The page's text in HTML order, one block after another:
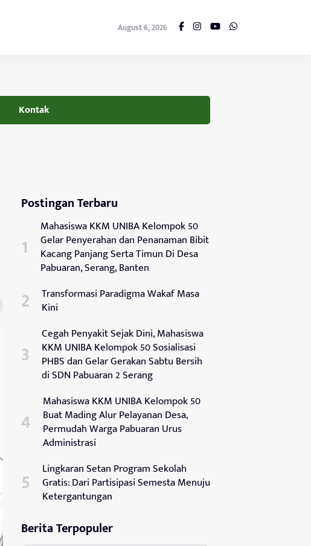
August 6, 2026
Kontak
Postingan Terbaru
Mahasiswa KKM UNIBA Kelompok 50
Gelar Penyerahan dan Penanaman Bibit
Kacang Panjang Serta Timun Di Desa
Pabuaran, Serang, Banten
Transformasi Paradigma Wakaf Masa
Kini
Cegah Penyakit Sejak Dini, Mahasiswa
KKM UNIBA Kelompok 50 Sosialisasi
PHBS dan Gelar Gerakan Sabtu Bersih
di SDN Pabuaran 2 Serang
Mahasiswa KKM UNIBA Kelompok 50
Buat Mading Alur Pelayanan Desa,
Permudah Warga Pabuaran Urus
Administrasi
Lingkaran Setan Program Sekolah
Gratis: Dari Partisipasi Semesta Menuju
Ketergantungan
Berita Terpopuler